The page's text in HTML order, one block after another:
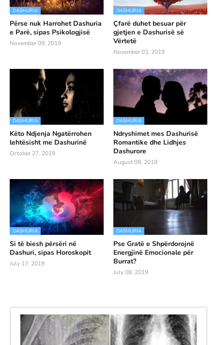
DASHURIA
Përse nuk Harrohet Dashuria
e Parë, sipas Psikologjisë
November 09, 2019
DASHURIA
Çfarë duhet besuar për
gjetjen e Dashurisë së
Vërtetë
November 03, 2019
DASHURIA
Këto Ndjenja Ngatërrohen
lehtësisht me Dashurinë
October 27, 2019
DASHURIA
Ndryshimet mes Dashurisë
Romantike dhe Lidhjes
Dashurore
August 08, 2019
DASHURIA
Si të biesh përsëri në
Dashuri, sipas Horoskopit
July 17, 2019
DASHURIA
Pse Gratë e Shpërdorojnë
Energjinë Emocionale për
Burrat?
July 08, 2019